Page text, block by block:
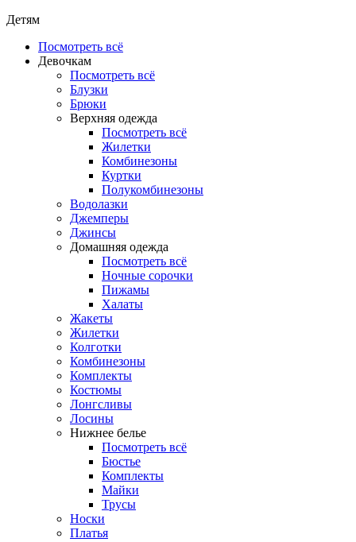
Детям
Посмотреть всё
Девочкам
Посмотреть всё
Блузки
Брюки
Верхняя одежда
Посмотреть всё
Жилетки
Комбинезоны
Куртки
Полукомбинезоны
Водолазки
Джемперы
Джинсы
Домашняя одежда
Посмотреть всё
Ночные сорочки
Пижамы
Халаты
Жакеты
Жилетки
Колготки
Комбинезоны
Комплекты
Костюмы
Лонгсливы
Лосины
Нижнее белье
Посмотреть всё
Бюстье
Комплекты
Майки
Трусы
Носки
Платья